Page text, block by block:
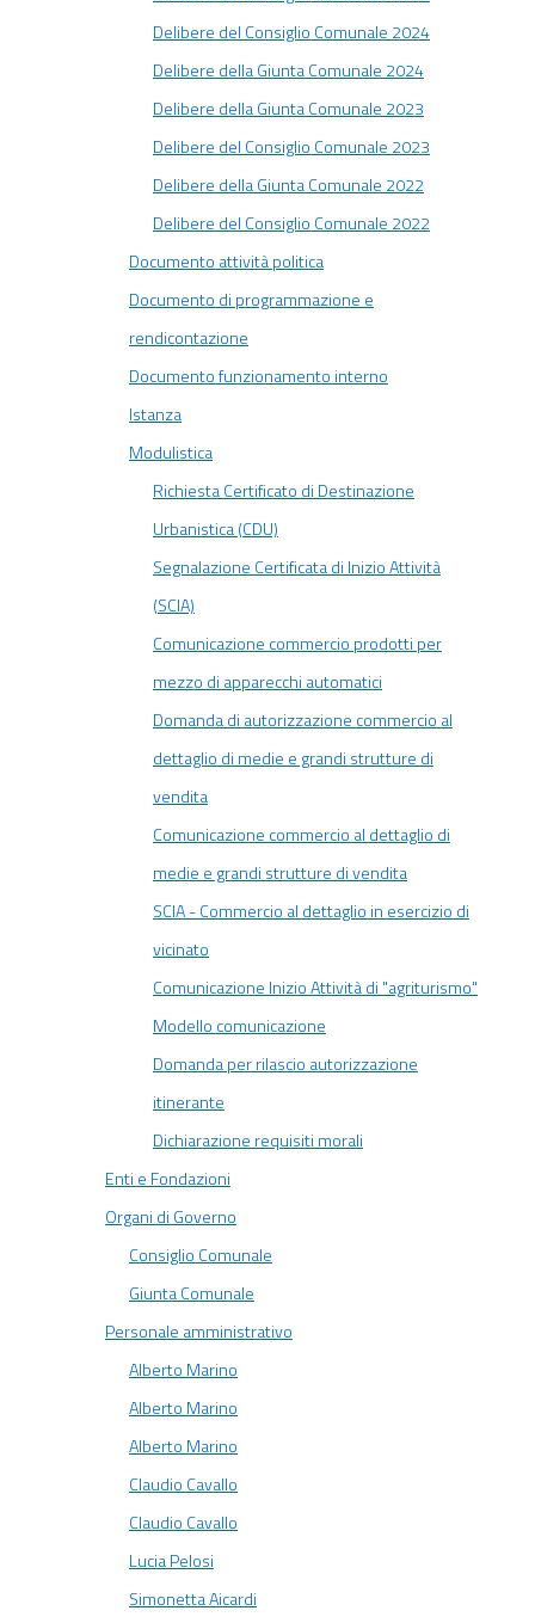
Delibere del Consiglio Comunale 2024
Delibere della Giunta Comunale 2024
Delibere della Giunta Comunale 2023
Delibere del Consiglio Comunale 2023
Delibere della Giunta Comunale 2022
Delibere del Consiglio Comunale 2022
Documento attività politica
Documento di programmazione e
rendicontazione
Documento funzionamento interno
Istanza
Modulistica
Richiesta Certificato di Destinazione
Urbanistica (CDU)
Segnalazione Certificata di Inizio Attività
(SCIA)
Comunicazione commercio prodotti per
mezzo di apparecchi automatici
Domanda di autorizzazione commercio al
dettaglio di medie e grandi strutture di
vendita
Comunicazione commercio al dettaglio di
medie e grandi strutture di vendita
SCIA - Commercio al dettaglio in esercizio di
vicinato
Comunicazione Inizio Attività di "agriturismo"
Modello comunicazione
Domanda per rilascio autorizzazione
itinerante
Dichiarazione requisiti morali
Enti e Fondazioni
Organi di Governo
Consiglio Comunale
Giunta Comunale
Personale amministrativo
Alberto Marino
Alberto Marino
Alberto Marino
Claudio Cavallo
Claudio Cavallo
Lucia Pelosi
Simonetta Aicardi